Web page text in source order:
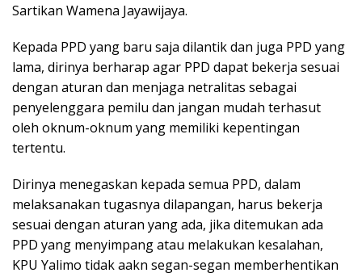
Sartikan Wamena Jayawijaya.
Kepada PPD yang baru saja dilantik dan juga PPD yang
lama, dirinya berharap agar PPD dapat bekerja sesuai
dengan aturan dan menjaga netralitas sebagai
penyelenggara pemilu dan jangan mudah terhasut
oleh oknum-oknum yang memiliki kepentingan
tertentu.
Dirinya menegaskan kepada semua PPD, dalam
melaksanakan tugasnya dilapangan, harus bekerja
sesuai dengan aturan yang ada, jika ditemukan ada
PPD yang menyimpang atau melakukan kesalahan,
KPU Yalimo tidak aakn segan-segan memberhentikan